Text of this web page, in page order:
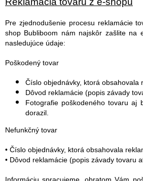
Pre zjednodušenie procesu reklamácie
shop Bubliboom nám najskôr zašlite na
nasledujúce údaje:
Poškodený tovar
Číslo objednávky, ktorá obsahovala
Dôvod reklamácie (popis závady
Fotografie poškodeného tovaru aj
dorazil.
Nefunkčný tovar
• Číslo objednávky, ktorá obsahovala
• Dôvod reklamácie (popis závady tovaru